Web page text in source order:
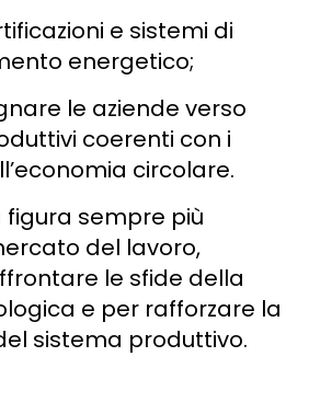
e sistemi di
energetico;
le aziende verso
coerenti con i
circolare.
figura sempre più
del lavoro,
le sfide della
e per rafforzare la
sistema produttivo.